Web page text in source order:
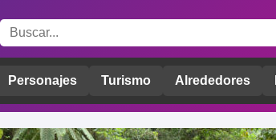
Personajes Turismo Alrededores